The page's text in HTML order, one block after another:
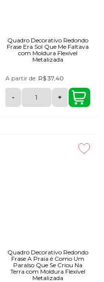
Quadro Decorativo Redondo
Frase Era Sol Que Me Faltava
com Moldura Flexível
Metalizada
A partir de: R$ 37,40
- +
Quadro Decorativo Redondo
Frase A Praia é Como Um
Paraíso Que Se Criou Na
Terra com Moldura Flexível
Metalizada